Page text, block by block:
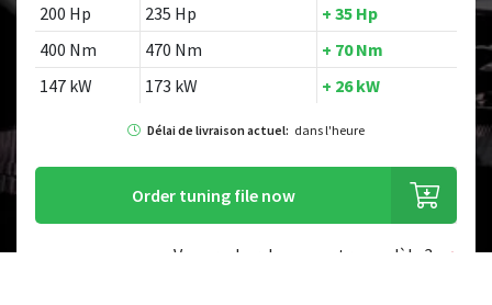
200 Hp
235 Hp
+ 35 Hp
400 Nm
470 Nm
+ 70 Nm
147 kW
173 kW + 26 kW
Délai de livraison actuel: dans l'heure
Order tuning file now
Vous recherchez un autre modèle ?